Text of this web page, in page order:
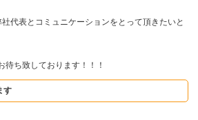
代表とコミュニケーションをとって頂きたいと
待ち致しております！！！
す